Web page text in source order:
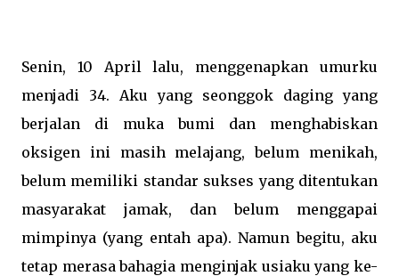
Senin, 10 April lalu, menggenapkan umurku
menjadi 34. Aku yang seonggok daging yang
berjalan di muka bumi dan menghabiskan
oksigen ini masih melajang, belum menikah,
belum memiliki standar sukses yang ditentukan
masyarakat jamak, dan belum menggapai
mimpinya (yang entah apa).Namun begitu, aku
tetap merasa bahagia menginjak usiaku yang ke-